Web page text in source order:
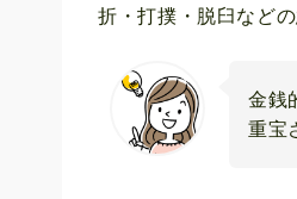
折・打撲・脱臼など
金銭
重宝